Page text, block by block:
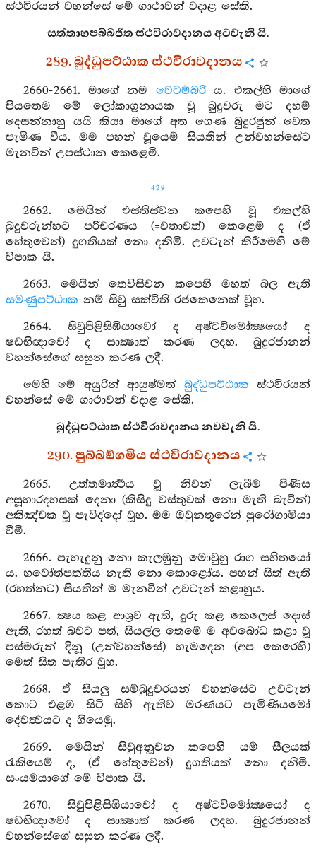
ස්ථවිරයන් වහන්සේ මේ ගාථාවන් වදාළ සේකි.
සත්තාහපබ්බජිත ස්ථවිරාවදානය අටවැනි යි.
289. බුද්ධුපට්ඨාක ස්ථවිරාවදානය
2660-2661. මාගේ නම වෙටම්බරීය. එකල්හි මාගේ
පියතෙම මේ ලෝකාග්‍රනායක වූ බුදුවරු මට දහම්
දෙසන්නාහු යයි කියා මාගේ අත ගෙණ බුදුරජුන් වෙත
පැමිණ වීය. මම පහන් වූයෙම් සියතින් උන්වහන්සේට
මැනවින් උපස්ථාන කෙළෙමි.
429
2662. මෙයින් එස්තිස්වන කපෙහි වූ එකල්හි
බුදුවරුන්හට පරිචරණය (=වතාවත්) කෙළෙම් ද (ඒ
හේතුවෙන්) දුගතියක් නො දනිමි. උවටැන් කිරීමෙහි මේ
විපාක යි.
2663. මෙයින් තෙවිසිවන කපෙහි මහත් බල ඇති
සමණුපට්ඨාක නම් සිවු සක්විති රජකෙනෙක් වූහ.
2664. සිවුපිළිසිඹියාවෝ ද අෂ්ටවිමෝක්‍ෂයෝ ද
ෂඩභිඥාවෝ ද සාක්‍ෂාත් කරණ ලදහ. බුදුරජානන්
වහන්සේගේ සසුන කරණ ලදී.
මෙහි මේ අයුරින් ආයුෂ්මත් බුද්ධුපට්ඨාක ස්ථවිරයන්
වහන්සේ මේ ගාථාවන් වදාළ සේකි.
බුද්ධුපට්ඨාක ස්ථවිරාවදානය නවවැනි යි.
290. පුබ්බඞ්ගමිය ස්ථවිරාවදානය
2665. උත්තමාර්‍ත්‍ථය වූ නිවන් ලැබීම පිණිස
අසූහාරදහසක් දෙනා (කිසිදු වස්තුවක් නො මැති බැවින්)
අකිඤ්චක වූ පැවිද්දෝ වූහ. මම ඔවුනතුරෙන් පුරෝගාමියා
වීමි.
2666. පැහැදුනු නො කැලඹුනු මොවුහු රාග සහිතයෝ
ය. භවෝත්පත්තිය නැති නො කොළෝය. පහන් සිත් ඇති
(රහත්නට) සියතින් ම මැනවින් උවටැන් කළාහුය.
2667. ක්‍ෂය කළ ආශ්‍රව ඇති, දුරු කළ කෙලෙස් දොස්
ඇති, රහත් බවට පත්, සියල්ල තෙමේ ම අවබෝධ කළා වූ
පස්මරුන් දිනූ (උන්වහන්සේ) හැමදෙන (අප කෙරෙහි)
මෙත් සිත පැතිර වූහ.
2668. ඒ සියලු සම්බුදුවරයන් වහන්සේට උවටැන්
කොට එළඹ සිටි සිහි ඇතිව මරණයට පැමිණියමෝ
දේවත්‍වයට ද ගියෙමු.
2669. මෙයින් සිවුඅනූවන කපෙහි යම් සීලයක්
රැකියෙම් ද, (ඒ හේතුවෙන්) දුගතියක් නො දනිමි.
සංයමයාගේ මේ විපාක යි.
2670. සිවුපිළිසිඹියාවෝ ද අෂ්ටවිමෝක්‍ෂයෝ ද
ෂඩභිඥාවෝ ද සාක්‍ෂාත් කරණ ලදහ. බුදුරජානන්
වහන්සේගේ සසුන කරණ ලදී.